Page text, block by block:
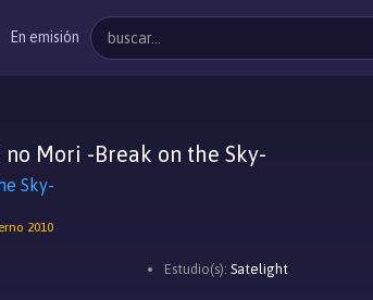
En emisión
Mori -Break on the Sky-
Sky-
2010
Estudio(s): Satelight